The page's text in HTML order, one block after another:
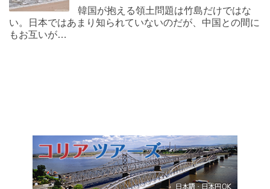
韓国が抱える領土問題は竹島だけではな
い。日本ではあまり知られていないのだが、中国との間に
もお互いが…